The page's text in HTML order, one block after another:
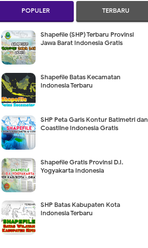
POPULER TERBARU
Shapefile (SHP) Terbaru Provinsi
Jawa Barat Indonesia Gratis
Shapefile Batas Kecamatan
Indonesia Terbaru
SHP Peta Garis Kontur Batimetri dan
Coastline Indonesia Gratis
Shapefile Gratis Provinsi D.I.
Yogyakarta Indonesia
SHP Batas Kabupaten Kota
Indonesia Terbaru